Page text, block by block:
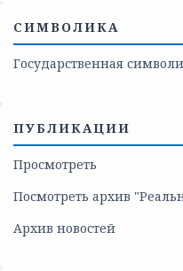
СИМВОЛИКА
Государственная
ПУБЛИКАЦИИ
Просмотреть
Посмотреть архив
Архив новостей